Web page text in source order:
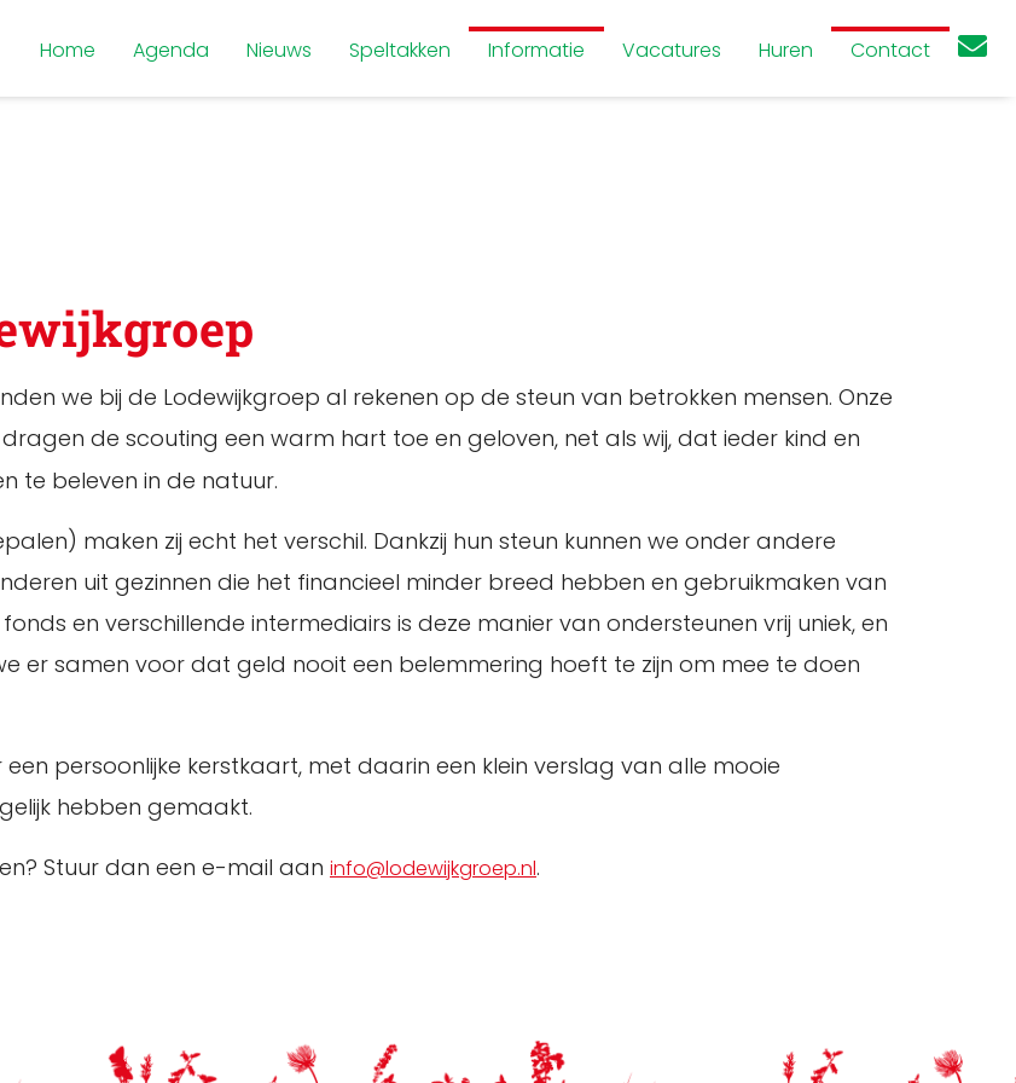
Home Agenda Nieuws Speltakken Informatie Vacatures Huren Contact
we bij de Lodewijkgroep al rekenen op de steun van betrokken mensen. Onze
dragen de scouting een warm hart toe en geloven, net als wij, dat ieder kind en
te beleven in de natuur.
maken zij echt het verschil. Dankzij hun steun kunnen we onder andere
uit gezinnen die het financieel minder breed hebben en gebruikmaken van
en verschillende intermediairs is deze manier van ondersteunen vrij uniek, en
er samen voor dat geld nooit een belemmering hoeft te zijn om mee te doen
persoonlijke kerstkaart, met daarin een klein verslag van alle mooie
hebben gemaakt.
Stuur dan een e-mail aan info@lodewijkgroep.nl.